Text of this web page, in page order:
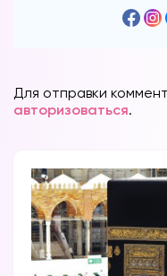
Для отправки
авторизоваться.